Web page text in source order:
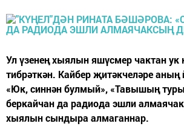
Ул үзенең хыялын яшүсмер чактан ук
тибрәткән. Кайбер җитәкчеләре аның
«Юк, синнән булмый», «Тавышың
беркайчан да радиода эшли
хыялын сындыра алмаганнар.